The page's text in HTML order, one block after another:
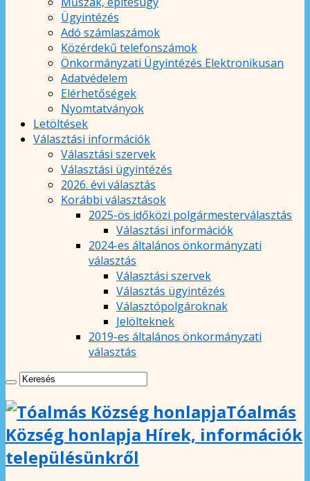
Ügyintézés
Adó számlaszámok
Közérdekű telefonszámok
Önkormányzati Ügyintézés Elektronikusan
Adatvédelem
Elérhetőségek
Nyomtatványok
Letöltések
Választási információk
Választási szervek
Választási ügyintézés
2026. évi választás
Korábbi választások
2025-ös időközi polgármesterválasztás
Választási információk
2024-es általános önkormányzati
választás
Választási szervek
Választás ügyintézés
Választópolgároknak
Jelölteknek
2019-es általános önkormányzati
választás
Tóalmás
Község honlapja Hírek, információk
településünkről